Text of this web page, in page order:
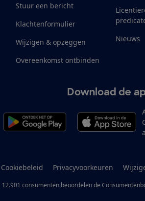
Stuur een bericht
Klachtenformulier
Wijzigen & opzeggen
Overeenkomst ontbinden
Nieuws
Download de
Cookiebeleid Privacyvoorkeuren
12.901 consumenten beoordelen de